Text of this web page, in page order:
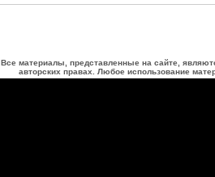
Все материалы, представленные на сайте,
авторских правах. Любое использование